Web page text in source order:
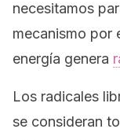
necesitamos
mecanismo por
energía genera
Los radicales
se consideran